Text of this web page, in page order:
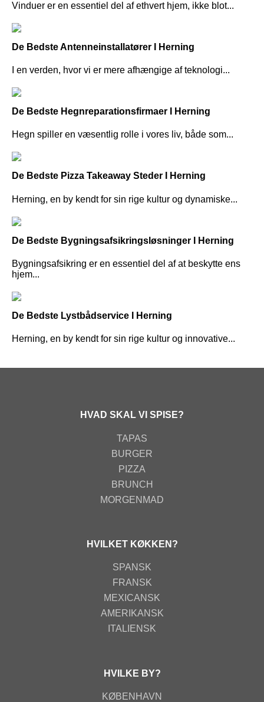
Vinduer er en essentiel del af ethvert hjem, ikke blot...
De Bedste Antenneinstallatører I Herning
I en verden, hvor vi er mere afhængige af teknologi...
De Bedste Hegnreparationsfirmaer I Herning
Hegn spiller en væsentlig rolle i vores liv, både som...
De Bedste Pizza Takeaway Steder I Herning
Herning, en by kendt for sin rige kultur og dynamiske...
De Bedste Bygningsafsikringsløsninger I Herning
Bygningsafsikring er en essentiel del af at beskytte ens
hjem...
De Bedste Lystbådservice I Herning
Herning, en by kendt for sin rige kultur og innovative...
HVAD SKAL VI SPISE?
TAPAS
BURGER
PIZZA
BRUNCH
MORGENMAD
HVILKET KØKKEN?
SPANSK
FRANSK
MEXICANSK
AMERIKANSK
ITALIENSK
HVILKE BY?
KØBENHAVN